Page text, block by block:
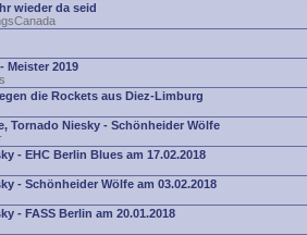
wieder da seid
Meister 2019
die Rockets aus Diez-Limburg
Tornado Niesky - Schönheider Wölfe
- EHC Berlin Blues am 17.02.2018
- Schönheider Wölfe am 03.02.2018
- FASS Berlin am 20.01.2018